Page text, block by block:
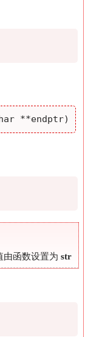
由函数设置为str